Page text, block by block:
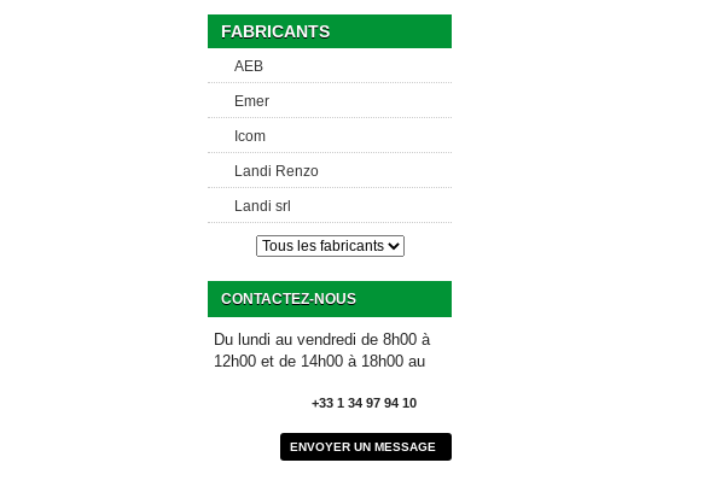
FABRICANTS
AEB
Emer
Icom
Landi Renzo
Landi srl
CONTACTEZ-NOUS
Du lundi au vendredi de 8h00 à
12h00 et de 14h00 à 18h00 au
+33 1 34 97 94 10
ENVOYER UN MESSAGE